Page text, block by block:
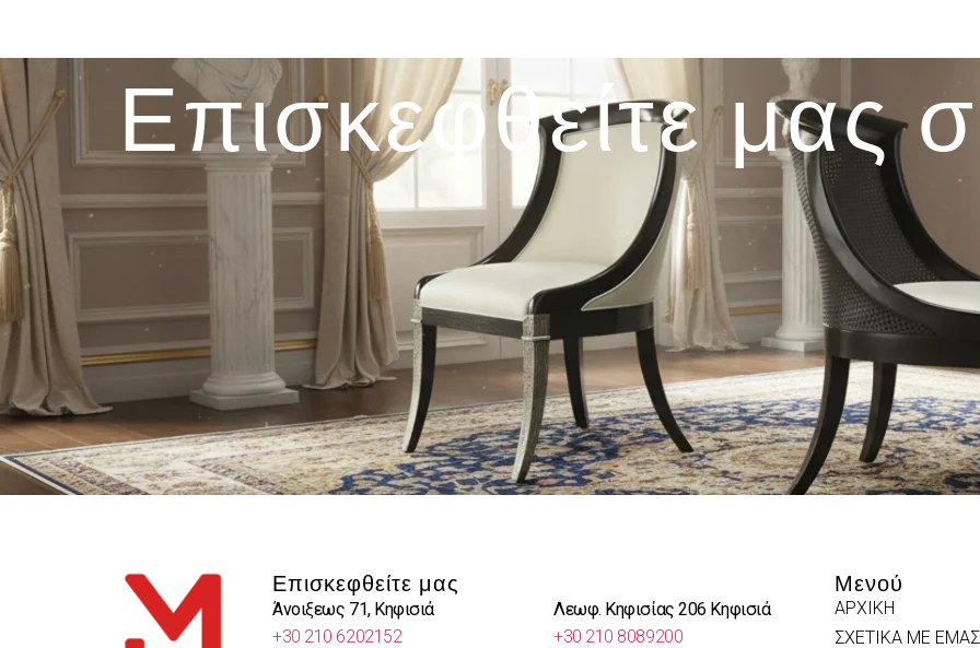
Επισκεφθείτε μας
Επισκεφθείτε μας
Άνοιξεως 71, Κηφισιά
+30 210 6202152
Λεωφ. Κηφισίας 206 Κηφισιά
+30 210 8089200
Μενού
ΑΡΧΙΚΗ
ΣΧΕΤΙΚΑ ΜΕ ΕΜΑΣ